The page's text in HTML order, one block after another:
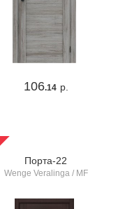
106.14 р.
Порта-22
Wenge Veralinga / MF